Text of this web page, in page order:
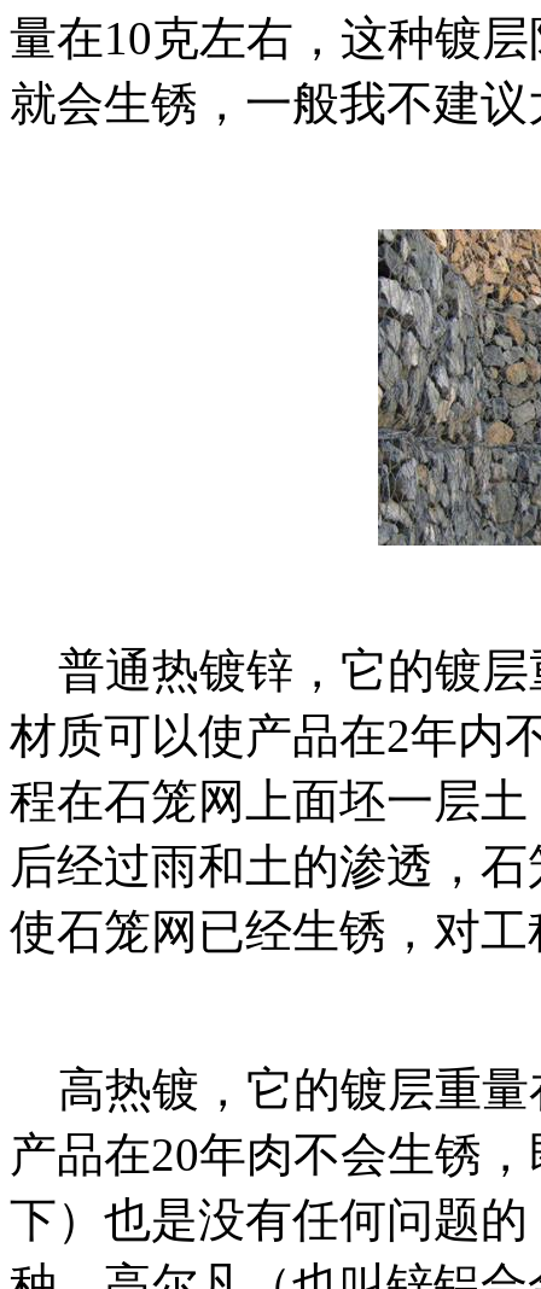
量在10克左右，这种镀
就会生锈，一般我不建
普通热镀锌，它的镀层
材质可以使产品在2年内
程在石笼网上面坯一层
后经过雨和土的渗透，
使石笼网已经生锈，对
高热镀，它的镀层重量
产品在20年肉不会生锈
下）也是没有任何问题